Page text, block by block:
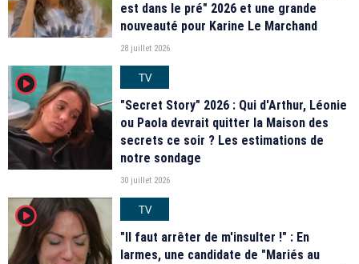
est dans le pré" 2026 et une grande
nouveauté pour Karine Le Marchand
28 juillet 2026
player2
TV
"Secret Story" 2026 : Qui d'Arthur, Léonie
ou Paola devrait quitter la Maison des
secrets ce soir ? Les estimations de
notre sondage
30 juillet 2026
player2
TV
"Il faut arrêter de m'insulter !" : En
larmes, une candidate de "Mariés au